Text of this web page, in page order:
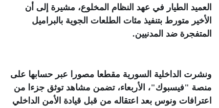
العميد الطيار في عهد النظام المخلوع، مشيرة إلى أن
الأخير متورط بتنفيذ مئات الطلعات الجوية بالبراميل
المتفجرة ضد المدنيين.
ونشرت الداخلية السورية مقطعا مصورا عبر حسابها على
منصة "فيسبوك"، الأربعاء، تضمن مشاهد توثق جزءا من
اعترافات ونوس بعد اعتقاله من قبل قيادة الأمن الداخلي